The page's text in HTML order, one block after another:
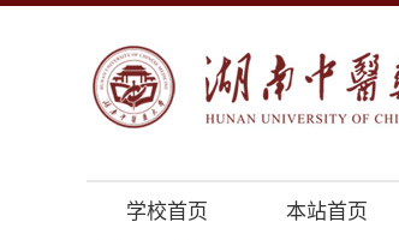
学校首页 本站首页